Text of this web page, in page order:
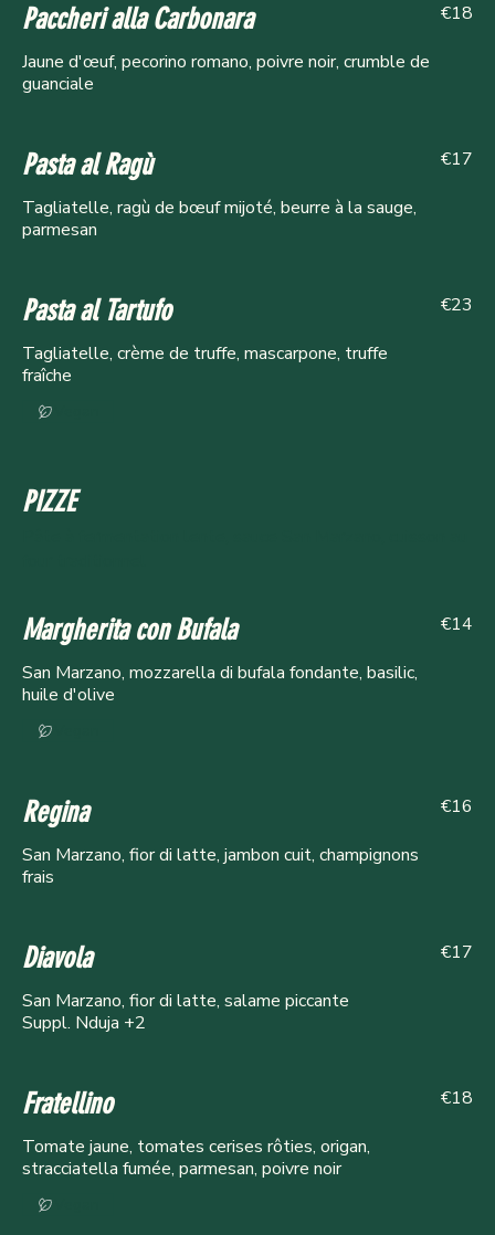
Paccheri alla Carbonara
Jaune d'œuf, pecorino romano, poivre noir, crumble de
guanciale
€18
Pasta al Ragù
Tagliatelle, ragù de bœuf mijoté, beurre à la sauge,
parmesan
€17
Pasta al Tartufo
Tagliatelle, crème de truffe, mascarpone, truffe
fraîche
€23
PIZZE
Margherita con Bufala
San Marzano, mozzarella di bufala fondante, basilic,
huile d'olive
€14
Regina
San Marzano, fior di latte, jambon cuit, champignons
frais
€16
Diavola
San Marzano, fior di latte, salame piccante
Suppl. Nduja +2
€17
Fratellino
Tomate jaune, tomates cerises rôties, origan,
stracciatella fumée, parmesan, poivre noir
€18